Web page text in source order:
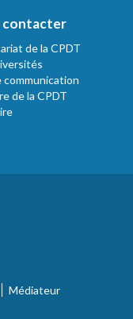
contacter
de la CPDT
communication
de la CPDT
Médiateur